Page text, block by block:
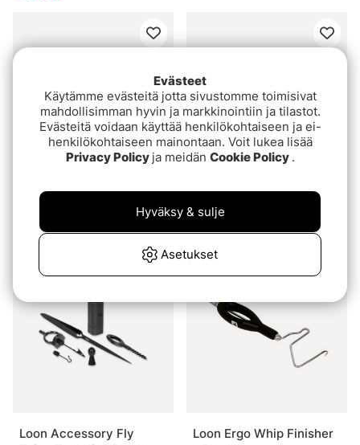
Loon Ergo Dubbing Pick
Loon Core Fly Tying Tool
Kit - Black
€74.90
Loon Accessory Fly
Loon Ergo Whip Finisher
Evästeet
Käytämme evästeitä jotta sivustomme toimisivat
mahdollisimman hyvin ja markkinointiin ja tilastot.
Evästeitä voidaan käyttää henkilökohtaiseen ja ei-
henkilökohtaiseen mainontaan. Voit lukea lisää
Privacy Policy ja meidän Cookie Policy .
Asetukset
Hyväksy & sulje